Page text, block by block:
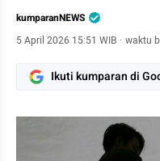
kumparanNEWS
5 April 2026 15:51 WIB · waktu
Ikuti kumparan di